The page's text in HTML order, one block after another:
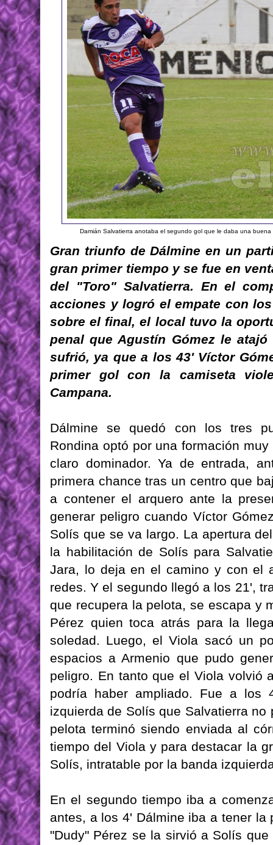
Damián Salvatierra anotaba el segundo gol que le daba una
Gran triunfo de Dálmine en un
gran primer tiempo y se fue en
del "Toro" Salvatierra. En el
acciones y logró el empate con
sobre el final, el local tuvo la
penal que Agustín Gómez le
sufrió, ya que a los 43' Víctor
primer gol con la camiseta
Campana.
Dálmine se quedó con los tres
Rondina optó por una formación
claro dominador. Ya de entrada,
primera chance tras un centro que
a contener el arquero ante la
generar peligro cuando Víctor
Solís que se va largo. La apertura
la habilitación de Solís para
Jara, lo deja en el camino y con el
redes. Y el segundo llegó a los 21',
que recupera la pelota, se escapa y
Pérez quien toca atrás para la
soledad. Luego, el Viola sacó un
espacios a Armenio que pudo
peligro. En tanto que el Viola volvió
podría haber ampliado. Fue a los
izquierda de Solís que Salvatierra
pelota terminó siendo enviada al
tiempo del Viola y para destacar la
Solís, intratable por la banda
En el segundo tiempo iba a
antes, a los 4' Dálmine iba a tener
"Dudy" Pérez se la sirvió a Solís